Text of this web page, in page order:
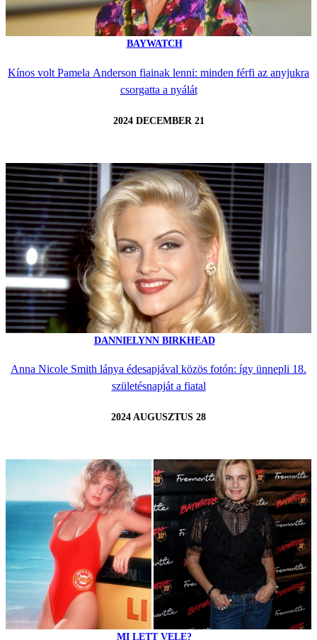
BAYWATCH
Kínos volt Pamela Anderson fiainak lenni: minden férfi az anyjukra
csorgatta a nyálát
2024 DECEMBER 21
DANNIELYNN BIRKHEAD
Anna Nicole Smith lánya édesapjával közös fotón: így ünnepli 18.
születésnapját a fiatal
2024 AUGUSZTUS 28
MI LETT VELE?